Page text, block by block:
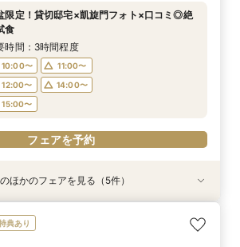
10:00〜
12:00〜
14:00〜
15:00〜
フェアを予約
10:00〜
12:00〜
14:00〜
15:00〜
フェアを予約
10:00〜
12:00〜
14:00〜
15:00〜
フェアを予約
10:00〜
12:00〜
14:00〜
15:00〜
フェアを予約
限定！貸切邸宅×凱旋門フォト×口コミ◎絶
食
時間：3時間程度
10:00〜
11:00〜
12:00〜
14:00〜
15:00〜
フェアを予約
名～におすすめ*少人数W】挙式×会食プラ
もてなし体験
特典あり
切な家族のペットと一緒に】限定特典付*
トW安心相談会
特典あり
めての式場見学＞心躍る花嫁の第一歩♪ゆっ
相談＆見学会
方の方◎オンライン相談会】スマホで簡単！
5大特典付き
特典あり
切な家族のペットと一緒に】限定特典付*
トW安心相談会
ほかのフェアを見る（5件）
典あり